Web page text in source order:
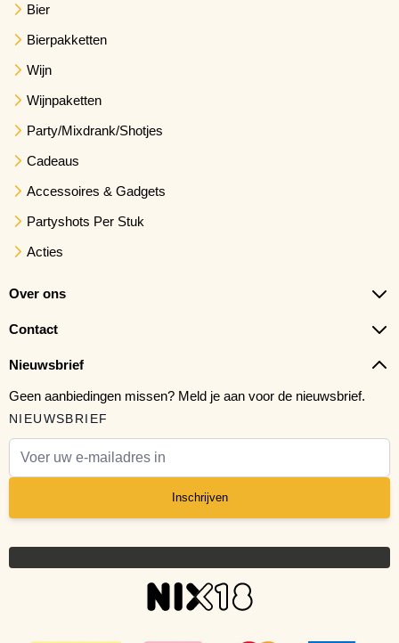
Bier
Bierpakketten
Wijn
Wijnpaketten
Party/Mixdrank/Shotjes
Cadeaus
Accessoires & Gadgets
Partyshots Per Stuk
Acties
Over ons
Contact
Nieuwsbrief
Geen aanbiedingen missen? Meld je aan voor de nieuwsbrief.
NIEUWSBRIEF
Inschrijven